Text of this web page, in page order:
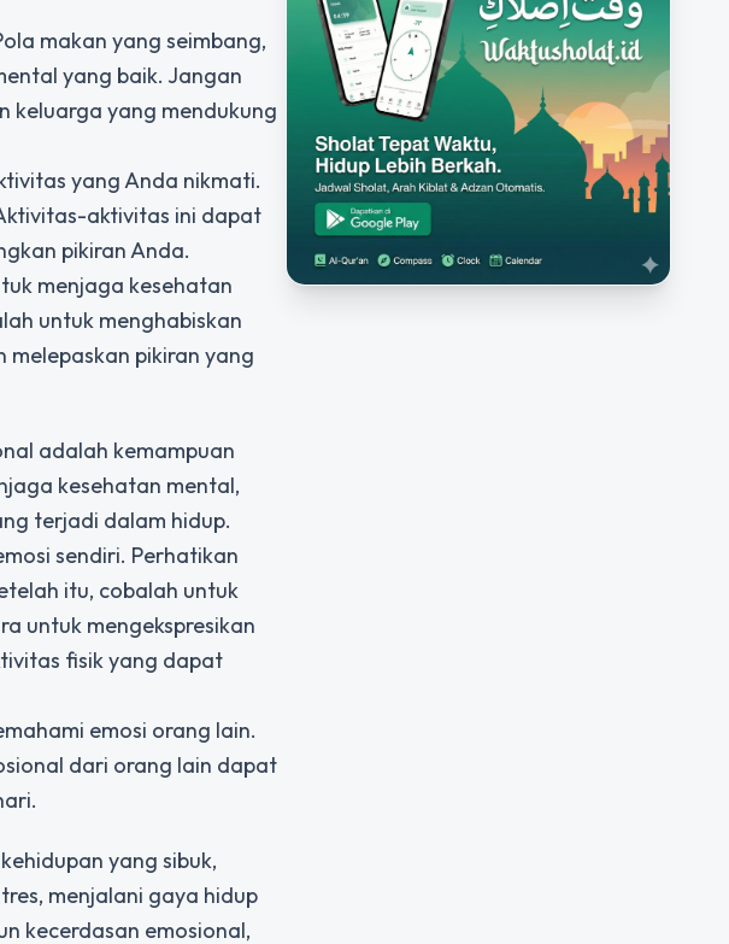
makan yang seimbang,
yang baik. Jangan
keluarga yang mendukung
yang Anda nikmati.
aktivitas ini dapat
pikiran Anda.
menjaga kesehatan
untuk menghabiskan
pikiran yang
adalah kemampuan
kesehatan mental,
terjadi dalam hidup.
sendiri. Perhatikan
itu, cobalah untuk
untuk mengekspresikan
fisik yang dapat
emosi orang lain.
dari orang lain dapat
yang sibuk,
menjalani gaya hidup
kecerdasan emosional,